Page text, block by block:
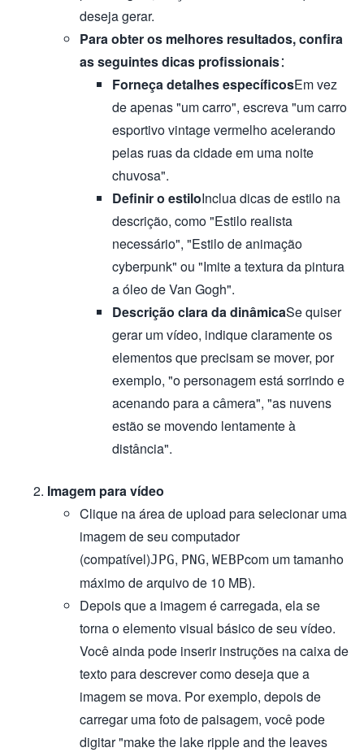
deseja gerar.
Para obter os melhores resultados, confira
as seguintes dicas profissionais：
Forneça detalhes específicosEm vez
de apenas "um carro", escreva "um carro
esportivo vintage vermelho acelerando
pelas ruas da cidade em uma noite
chuvosa".
Definir o estiloInclua dicas de estilo na
descrição, como "Estilo realista
necessário", "Estilo de animação
cyberpunk" ou "Imite a textura da pintura
a óleo de Van Gogh".
Descrição clara da dinâmicaSe quiser
gerar um vídeo, indique claramente os
elementos que precisam se mover, por
exemplo, "o personagem está sorrindo e
acenando para a câmera", "as nuvens
estão se movendo lentamente à
distância".
Imagem para vídeo
Clique na área de upload para selecionar uma
imagem de seu computador
(compatível)JPG, PNG, WEBPcom um tamanho
máximo de arquivo de 10 MB).
Depois que a imagem é carregada, ela se
torna o elemento visual básico de seu vídeo.
Você ainda pode inserir instruções na caixa de
texto para descrever como deseja que a
imagem se mova. Por exemplo, depois de
carregar uma foto de paisagem, você pode
digitar "make the lake ripple and the leaves